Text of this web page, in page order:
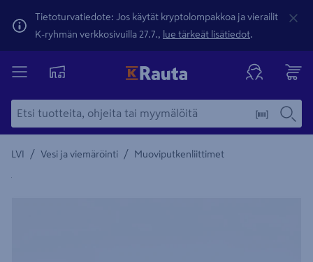
Tietoturvatiedote: Jos käytät kryptolompakkoa ja vierailit
K-ryhmän verkkosivuilla 27.7., lue tärkeät lisätiedot.
LVI / Vesi ja viemäröinti / Muoviputkenliittimet
Yksityiskohtainen kuvaus löytyy Tuotteen kuvaus -